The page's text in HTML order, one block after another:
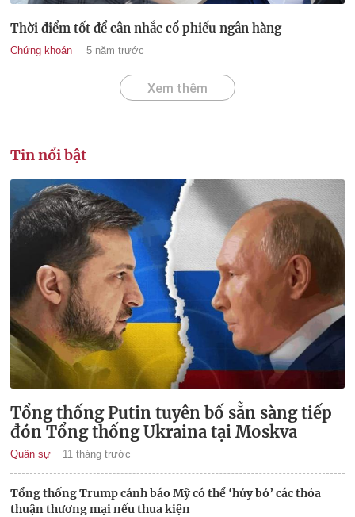
Thời điểm tốt để cân nhắc cổ phiếu ngân hàng
Chứng khoán 5 năm trước
Xem thêm
Tin nổi bật
Tổng thống Putin tuyên bố sẵn sàng tiếp
đón Tổng thống Ukraina tại Moskva
Quân sự 11 tháng trước
Tổng thống Trump cảnh báo Mỹ có thể ‘hủy bỏ’ các thỏa
thuận thương mại nếu thua kiện